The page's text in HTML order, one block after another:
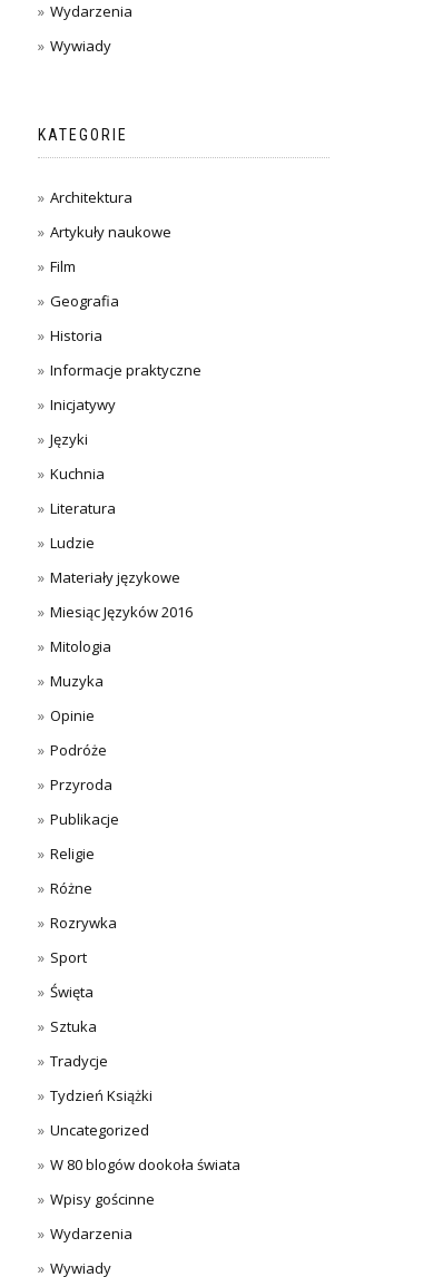
Wydarzenia
Wywiady
KATEGORIE
Architektura
Artykuły naukowe
Film
Geografia
Historia
Informacje praktyczne
Inicjatywy
Języki
Kuchnia
Literatura
Ludzie
Materiały językowe
Miesiąc Języków 2016
Mitologia
Muzyka
Opinie
Podróże
Przyroda
Publikacje
Religie
Różne
Rozrywka
Sport
Święta
Sztuka
Tradycje
Tydzień Książki
Uncategorized
W 80 blogów dookoła świata
Wpisy gościnne
Wydarzenia
Wywiady